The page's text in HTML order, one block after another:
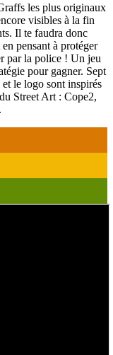
les plus originaux
visibles à la fin
Il te faudra donc
pensant à protéger
par la police ! Un jeu
pour gagner. Sept
le logo sont inspirés
Street Art : Cope2,